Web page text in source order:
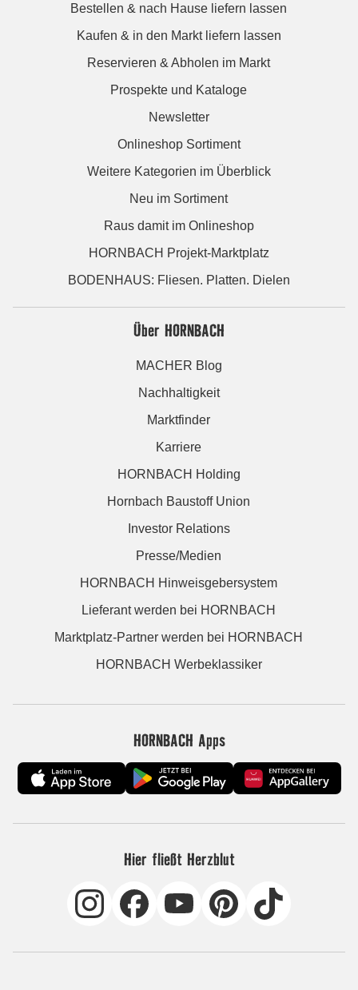
Bestellen & nach Hause liefern lassen
Kaufen & in den Markt liefern lassen
Reservieren & Abholen im Markt
Prospekte und Kataloge
Newsletter
Onlineshop Sortiment
Weitere Kategorien im Überblick
Neu im Sortiment
Raus damit im Onlineshop
HORNBACH Projekt-Marktplatz
BODENHAUS: Fliesen. Platten. Dielen
Über HORNBACH
MACHER Blog
Nachhaltigkeit
Marktfinder
Karriere
HORNBACH Holding
Hornbach Baustoff Union
Investor Relations
Presse/Medien
HORNBACH Hinweisgebersystem
Lieferant werden bei HORNBACH
Marktplatz-Partner werden bei HORNBACH
HORNBACH Werbeklassiker
HORNBACH Apps
Hier fließt Herzblut